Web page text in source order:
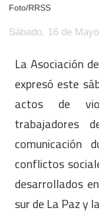
Foto/RRSS
Sábado, 16 de
La Asociación
expresó este
actos de
trabajadores
conflictos
desarrollados
sur de La Paz y